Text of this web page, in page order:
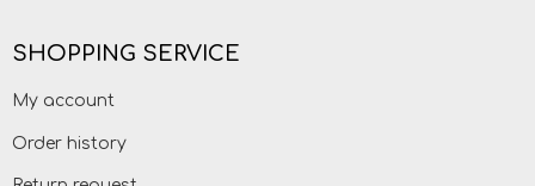
SHOPPING SERVICE
My account
Order history